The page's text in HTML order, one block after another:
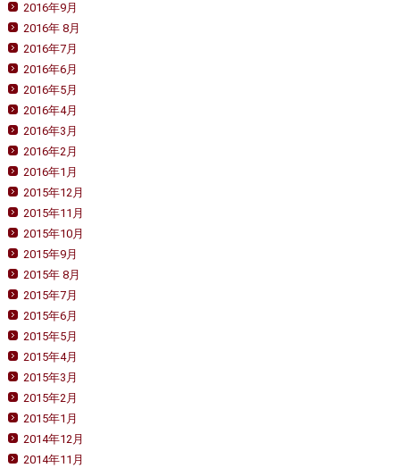
2016年9月
2016年 8月
2016年7月
2016年6月
2016年5月
2016年4月
2016年3月
2016年2月
2016年1月
2015年12月
2015年11月
2015年10月
2015年9月
2015年 8月
2015年7月
2015年6月
2015年5月
2015年4月
2015年3月
2015年2月
2015年1月
2014年12月
2014年11月